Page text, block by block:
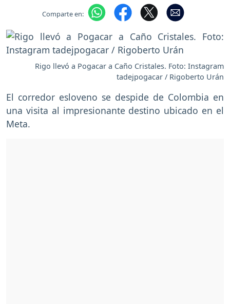
Comparte en:
Rigo llevó a Pogacar a Caño Cristales. Foto: Instagram
tadejpogacar / Rigoberto Urán
El corredor esloveno se despide de Colombia en
una visita al impresionante destino ubicado en el
Meta.